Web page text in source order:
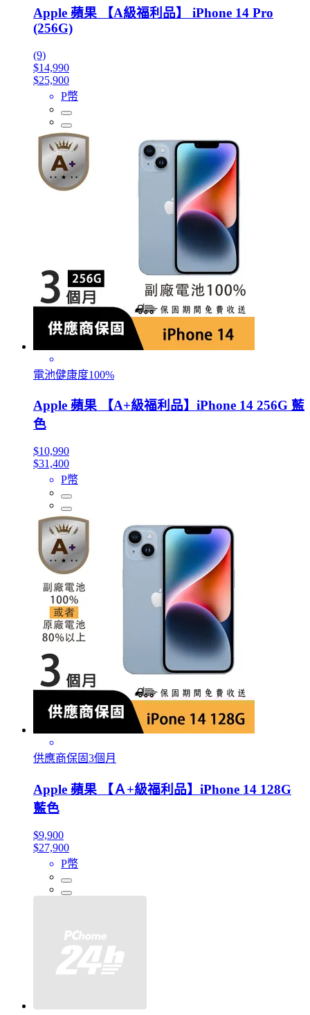
Apple 蘋果 【A級福利品】 iPhone 14 Pro
(256G)
(9)
$14,990
$25,900
P幣
電池健康度100%
Apple 蘋果 【A+級福利品】iPhone 14 256G 藍
色
$10,990
$31,400
P幣
供應商保固3個月
Apple 蘋果 【Ａ+級福利品】iPhone 14 128G
藍色
$9,900
$27,900
P幣